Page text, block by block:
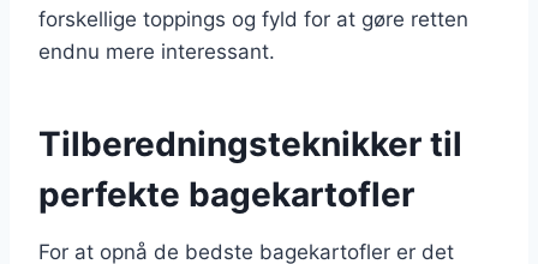
forskellige toppings og fyld for at gøre retten
endnu mere interessant.
Tilberedningsteknikker til
perfekte bagekartofler
For at opnå de bedste bagekartofler er det